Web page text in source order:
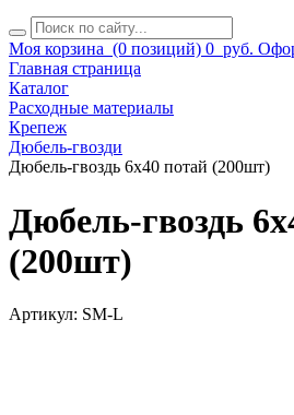
Моя корзина (0 позиций) 0 руб.
Главная страница
Каталог
Расходные материалы
Крепеж
Дюбель-гвозди
Дюбель-гвоздь 6х40 потай (200шт)
Дюбель-гвоздь
(200шт)
Артикул: SM-L